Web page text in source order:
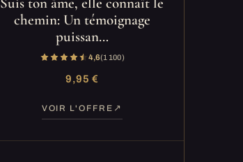
chemin: Un témoignage
puissan…
4,6(1 100)
9,95 €
VOIR L'OFFRE